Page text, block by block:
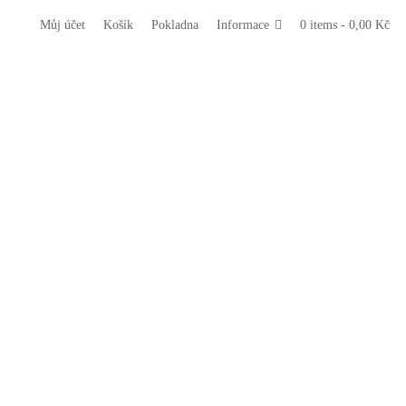
Můj účet Košík Pokladna Informace 0 items - 0,00 Kč